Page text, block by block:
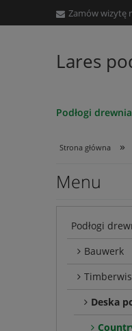
Zamów wizytę
Lares
Podłogi
Strona główna »
Menu
Podłogi
Bauwerk
Deska